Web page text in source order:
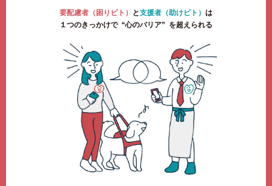
要配慮者（困りビト） と支援者（助けビト） は
１つのきっかけで “心のバリア” を超えられる